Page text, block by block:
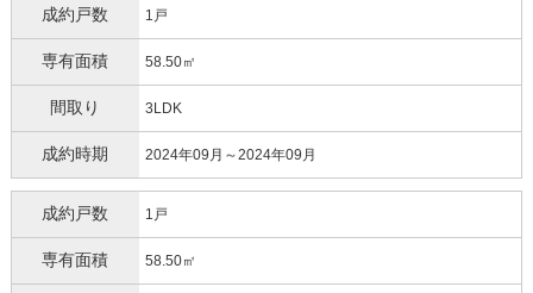
成約戸数 1戸
専有面積 58.50㎡
間取り 3LDK
成約時期 2024年09月～2024年09月
成約戸数 1戸
専有面積 58.50㎡